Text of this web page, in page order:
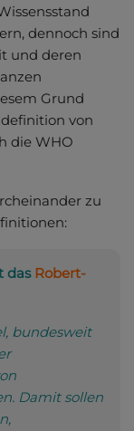
dennoch sind
und deren
Grund
von
die WHO
zu
das Robert-
bundesweit
Damit sollen